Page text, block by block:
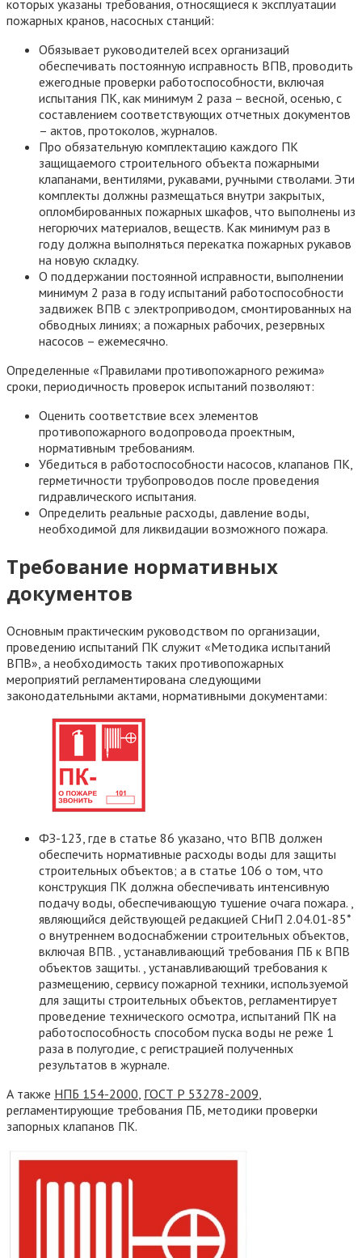
которых указаны требования, относящиеся к эксплуатации
пожарных кранов, насосных станций:
Обязывает руководителей всех организаций
обеспечивать постоянную исправность ВПВ, проводить
ежегодные проверки работоспособности, включая
испытания ПК, как минимум 2 раза – весной, осенью, с
составлением соответствующих отчетных документов
– актов, протоколов, журналов.
Про обязательную комплектацию каждого ПК
защищаемого строительного объекта пожарными
клапанами, вентилями, рукавами, ручными стволами. Эти
комплекты должны размещаться внутри закрытых,
опломбированных пожарных шкафов, что выполнены из
негорючих материалов, веществ. Как минимум раз в
году должна выполняться перекатка пожарных рукавов
на новую складку.
О поддержании постоянной исправности, выполнении
минимум 2 раза в году испытаний работоспособности
задвижек ВПВ с электроприводом, смонтированных на
обводных линиях; а пожарных рабочих, резервных
насосов – ежемесячно.
Определенные «Правилами противопожарного режима»
сроки, периодичность проверок испытаний позволяют:
Оценить соответствие всех элементов
противопожарного водопровода проектным,
нормативным требованиям.
Убедиться в работоспособности насосов, клапанов ПК,
герметичности трубопроводов после проведения
гидравлического испытания.
Определить реальные расходы, давление воды,
необходимой для ликвидации возможного пожара.
Требование нормативных
документов
Основным практическим руководством по организации,
проведению испытаний ПК служит «Методика испытаний
ВПВ», а необходимость таких противопожарных
мероприятий регламентирована следующими
законодательными актами, нормативными документами:
ФЗ-123, где в статье 86 указано, что ВПВ должен
обеспечить нормативные расходы воды для защиты
строительных объектов; а в статье 106 о том, что
конструкция ПК должна обеспечивать интенсивную
подачу воды, обеспечивающую тушение очага пожара. ,
являющийся действующей редакцией СНиП 2.04.01-85*
о внутреннем водоснабжении строительных объектов,
включая ВПВ. , устанавливающий требования ПБ к ВПВ
объектов защиты. , устанавливающий требования к
размещению, сервису пожарной техники, используемой
для защиты строительных объектов, регламентирует
проведение технического осмотра, испытаний ПК на
работоспособность способом пуска воды не реже 1
раза в полугодие, с регистрацией полученных
результатов в журнале.
А также НПБ 154-2000, ГОСТ Р 53278-2009,
регламентирующие требования ПБ, методики проверки
запорных клапанов ПК.